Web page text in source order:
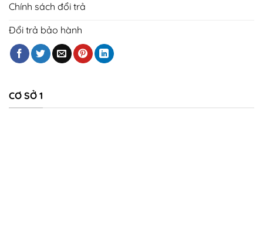
Chính sách đổi trả
Đổi trả bảo hành
CƠ SỞ 1